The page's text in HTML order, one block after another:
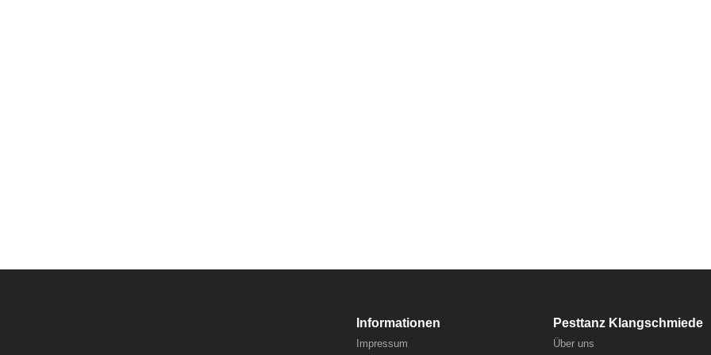
Informationen
Impressum
Pesttanz Klangschmiede
Über uns